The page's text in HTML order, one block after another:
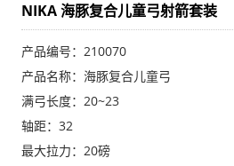
NIKA 海豚复合儿童弓射箭套装
产品编号：210070
产品名称：海豚复合儿童弓
满弓长度：20~23
轴距：32
最大拉力：20磅